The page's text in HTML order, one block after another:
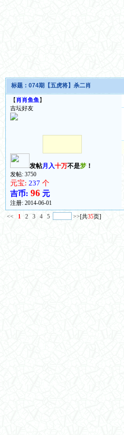
标题：074期【五虎将】杀二肖
【 肖肖鱼鱼】
吉坛好友
发帖月入十万不是梦 ！
发帖: 3750
元宝: 237个
吉币: 96 元
注册:2014-06-01
<< 1 2 3 4 5 >>[共35页]